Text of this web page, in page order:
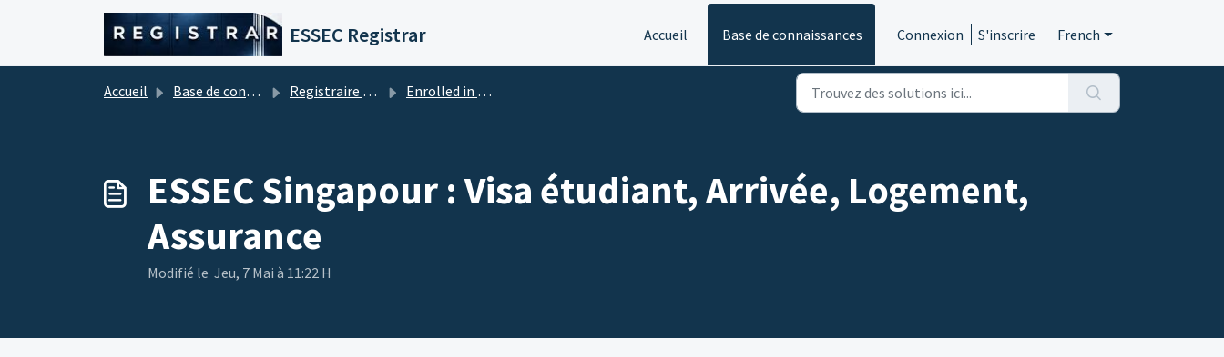
Passer au contenu principal
ESSEC Registrar Accueil Base de connaissances Connexion S'inscrire French
Accueil Base de connaissances Registraire - Student Services Enrolled in Singapore
ESSEC Singapour : Visa étudiant, Arrivée, Logement,
Assurance
Modifié le Jeu, 7 Mai à 11:22 H